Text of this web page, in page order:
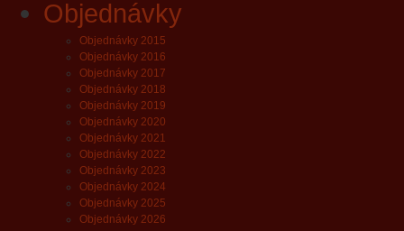
Objednávky
Objednávky 2015
Objednávky 2016
Objednávky 2017
Objednávky 2018
Objednávky 2019
Objednávky 2020
Objednávky 2021
Objednávky 2022
Objednávky 2023
Objednávky 2024
Objednávky 2025
Objednávky 2026